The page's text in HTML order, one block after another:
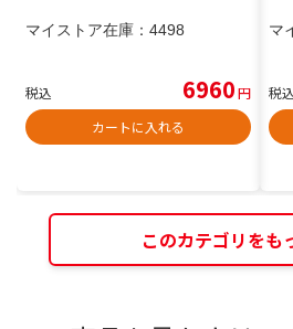
マイストア在庫： 4498
税込 6960円
カートに入れる
マ
税込
このカテゴリをも